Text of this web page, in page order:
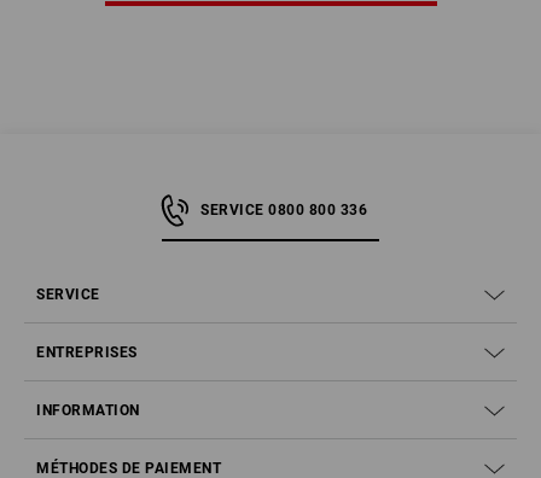
SERVICE 0800 800 336
SERVICE
ENTREPRISES
INFORMATION
MÉTHODES DE PAIEMENT